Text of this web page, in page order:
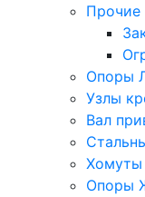
Прочие
Опоры
Узлы
Вал
Хомуты
Опоры